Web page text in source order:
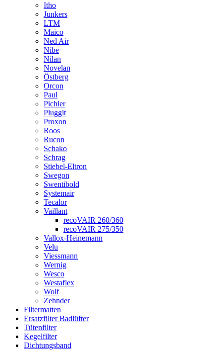
Itho
Junkers
LTM
Maico
Ned Air
Nibe
Nilan
Novelan
Östberg
Orcon
Paul
Pichler
Pluggit
Proxon
Roos
Rucon
Schako
Schrag
Stiebel-Eltron
Swegon
Swentibold
Systemair
Tecalor
Vaillant
recoVAIR 260/360
recoVAIR 275/350
Vallox-Heinemann
Velu
Viessmann
Wernig
Wesco
Westaflex
Wolf
Zehnder
Filtermatten
Ersatzfilter Badlüfter
Tütenfilter
Kegelfilter
Dichtungsband